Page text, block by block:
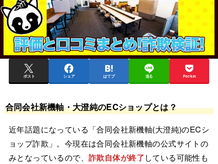
ポスト シェア はてブ 送る Pocket
合同会社新機軸・大澄純のECショップとは？
近年話題になっている「合同会社新機軸(大澄純)のECシ
ョップ詐欺」。今現在は合同会社新機軸の公式サイトの
みとなっているので、詐欺自体が終了している可能性も